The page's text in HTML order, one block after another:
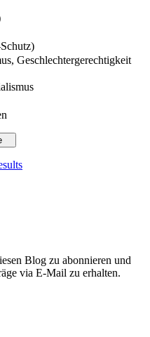
Geschlechtergerechtigkeit
Blog zu abonnieren und
via E-Mail zu erhalten.